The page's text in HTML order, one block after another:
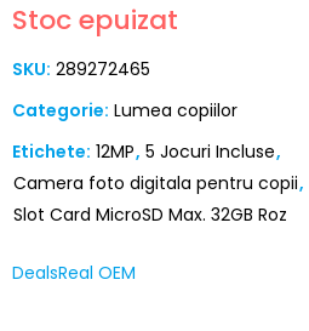
Stoc epuizat
SKU: 289272465
Categorie: Lumea copiilor
Etichete: 12MP, 5 Jocuri Incluse,
Camera foto digitala pentru copii,
Slot Card MicroSD Max. 32GB Roz
DealsReal OEM